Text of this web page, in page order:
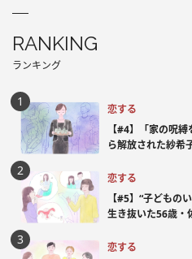
RANKING
ランキング
恋する
【#4】「家の呪
ら解放された紗希
恋する
【#5】“子ども
生き抜いた56歳・
恋する